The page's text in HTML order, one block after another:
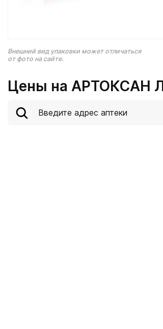
Внешний вид упаковки может отличаться
от фото на сайте.
Цены на АРТОКСАН